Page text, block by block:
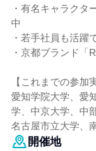
・有名キャラクタ
中
・若手社員も活躍
・京都ブランド「
【これまでの参加
愛知学院大学、愛
学、中京大学、中
名古屋市立大学、
開催地